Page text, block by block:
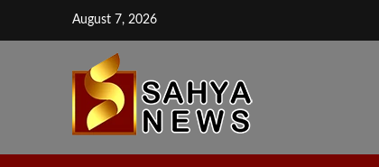
August 7, 2026